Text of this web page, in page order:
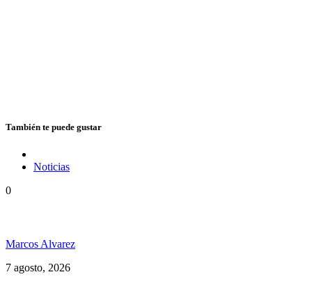
También te puede gustar
Noticias
0
Marcos Alvarez
7 agosto, 2026